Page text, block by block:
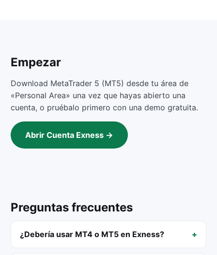
Empezar
Download MetaTrader 5 (MT5) desde tu área de
«Personal Area» una vez que hayas abierto una
cuenta, o pruébalo primero con una demo gratuita.
Abrir Cuenta Exness →
Preguntas frecuentes
¿Debería usar MT4 o MT5 en Exness?